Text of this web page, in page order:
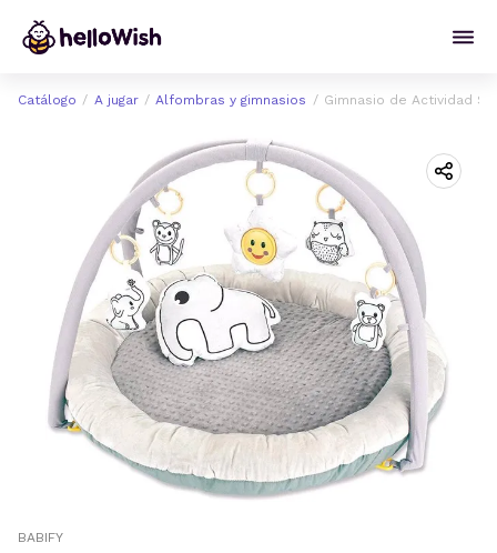
Catálogo A jugar Alfombras y gimnasios Gimnasio de Actividad
BABIFY